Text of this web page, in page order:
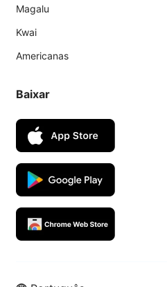
Magalu
Kwai
Americanas
Baixar